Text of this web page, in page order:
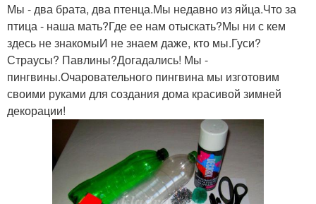
Мы - два брата, два птенца.Мы недавно из яйца.Что за
птица - наша мать?Где ее нам отыскать?Мы ни с кем
здесь не знакомыИ не знаем даже, кто мы.Гуси?
Страусы? Павлины?Догадались! Мы -
пингвины.Очаровательного пингвина мы изготовим
своими руками для создания дома красивой зимней
декорации!